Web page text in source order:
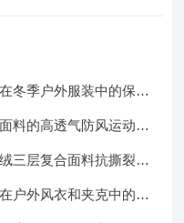
冬季户外服装中的保暖
料的高透气防风运动服
三层复合面料抗撕裂与
户外风衣和夹克中的应